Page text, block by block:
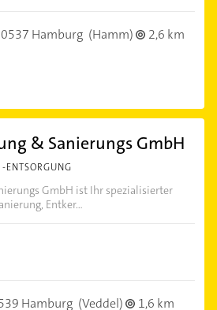
Hamburg (Hamm)
2,6 km
& Sanierungs GmbH
ENTSORGUNG
GmbH ist Ihr spezialisierter
Entker...
Hamburg (Veddel)
1,6 km